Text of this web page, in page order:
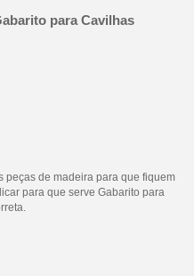
para Cavilhas
peças de madeira para que fiquem
para que serve Gabarito para